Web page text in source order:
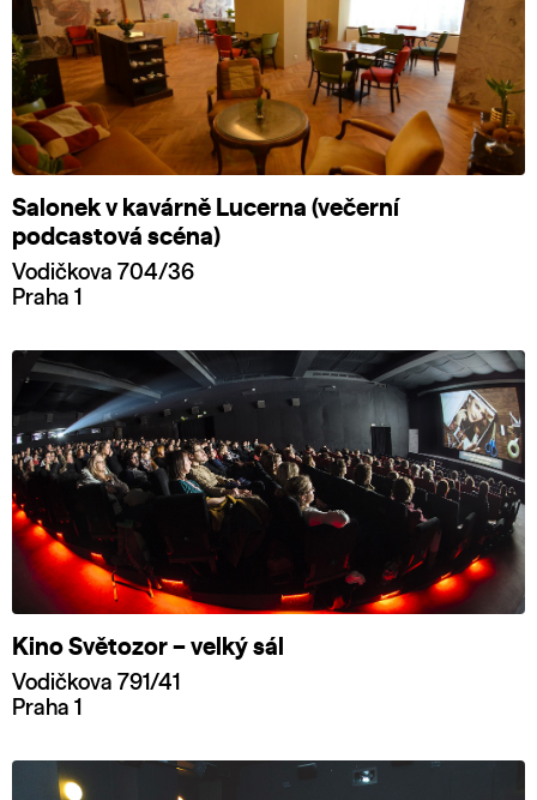
Salonek v kavárně Lucerna (večerní
podcastová scéna)
Vodičkova 704/36
Praha 1
Kino Světozor – velký sál
Vodičkova 791/41
Praha 1